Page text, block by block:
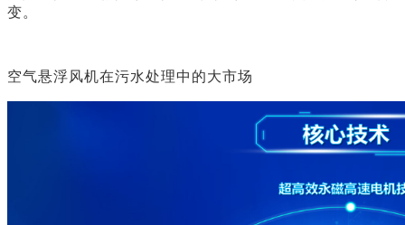
变。
空气悬浮风机在污水处理中的大市场